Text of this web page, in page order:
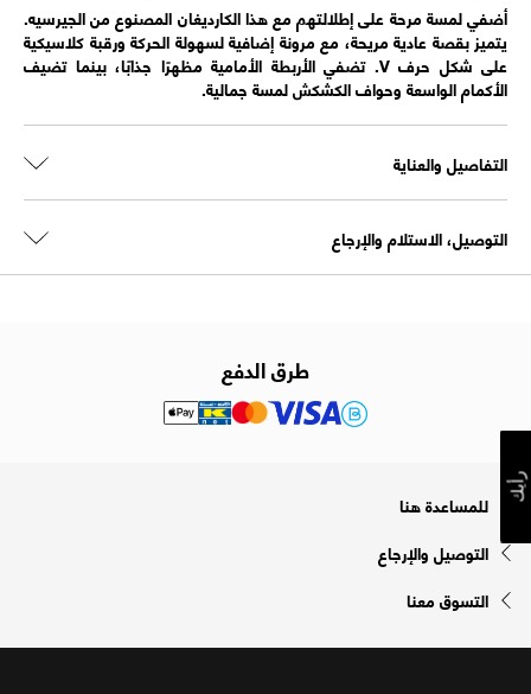
أضفي لمسة مرحة على إطلالتهم مع هذا الكارديغان المصنوع من الجيرسيه.
يتميز بقصة عادية مريحة، مع مرونة إضافية لسهولة الحركة ورقبة كلاسيكية
على شكل حرف V. تضفي الأربطة الأمامية مظهرًا جذابًا، بينما تضيف
الأكمام الواسعة وحواف الكشكش لمسة جمالية.
التفاصيل والعناية
التوصيل، الاستلام والإرجاع
طرق الدفع
للمساعدة هنا
التوصيل والإرجاع
التسوق معنا
رأيك